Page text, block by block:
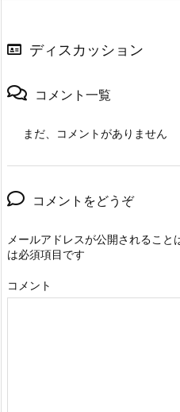
ディスカッション
コメント一覧
まだ、コメントがありません
コメントをどうぞ
メールアドレスが公開されること
は必須項目です
コメント